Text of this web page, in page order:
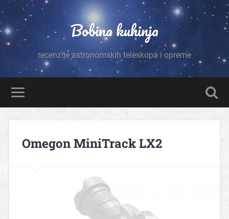
Bobina kuhinja
recenzije astronomskih teleskopa i opreme
Omegon MiniTrack LX2